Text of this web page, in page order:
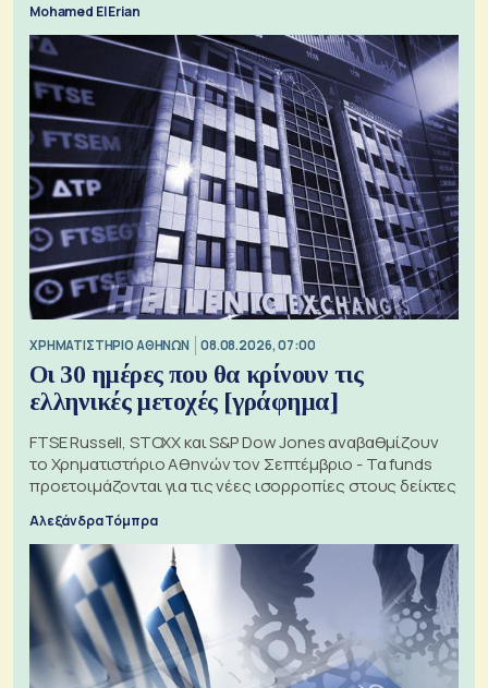
Mohamed El Erian
XΡΗΜΑΤΙΣΤΗΡΙΟ ΑΘΗΝΩΝ 08.08.2026, 07:00
Οι 30 ημέρες που θα κρίνουν τις
ελληνικές μετοχές [γράφημα]
FTSE Russell, STOXX και S&P Dow Jones αναβαθμίζουν
το Χρηματιστήριο Αθηνών τον Σεπτέμβριο - Τα funds
προετοιμάζονται για τις νέες ισορροπίες στους δείκτες
Αλεξάνδρα Τόμπρα